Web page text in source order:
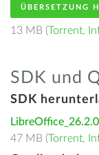
ÜBERSETZUNG
13 MB (Torrent,
SDK und
SDK
47 MB (Torrent,